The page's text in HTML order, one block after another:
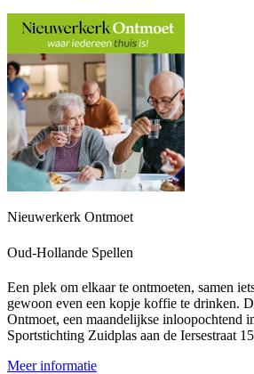
Nieuwerkerk Ontmoet
Oud-Hollande Spellen
Een plek om elkaar te ontmoeten, samen
gewoon even een kopje koffie te drinken.
Ontmoet, een maandelijkse inloopochtend
Sportstichting Zuidplas aan de Iersestraat
Meer informatie